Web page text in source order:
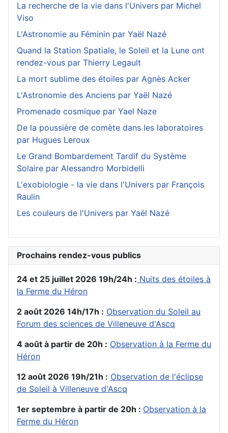
La recherche de la vie dans l'Univers par Michel
Viso
L'Astronomie au Féminin par Yaël Nazé
Quand la Station Spatiale, le Soleil et la Lune ont
rendez-vous par Thierry Legault
La mort sublime des étoiles par Agnès Acker
L'Astronomie des Anciens par Yaël Nazé
Promenade cosmique par Yael Naze
De la poussière de comète dans les laboratoires
par Hugues Leroux
Le Grand Bombardement Tardif du Système
Solaire par Alessandro Morbidelli
L'exobiologie - la vie dans l'Univers par François
Raulin
Les couleurs de l'Univers par Yaël Nazé
Prochains rendez-vous publics
24 et 25 juillet 2026 19h/24h : Nuits des étoiles à
la Ferme du Héron
2 août 2026 14h/17h : Observation du Soleil au
Forum des sciences de Villeneuve d'Ascq
4 août à partir de 20h : Observation à la Ferme du
Héron
12 août 2026 19h/21h : Observation de l'éclipse
de Soleil à Villeneuve d'Ascq
1er septembre à partir de 20h : Observation à la
Ferme du Héron